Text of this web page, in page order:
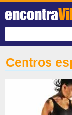
encontra
Centros